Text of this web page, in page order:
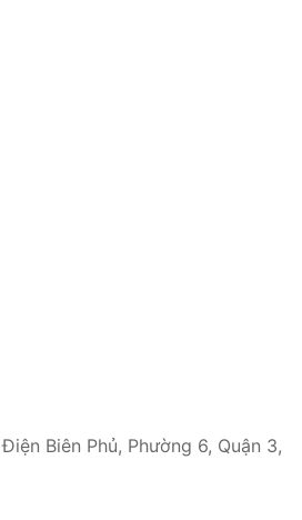
Điện Biên Phủ, Phường 6, Quận 3,